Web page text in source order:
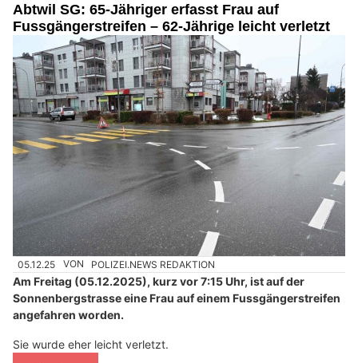
Abtwil SG: 65-Jähriger erfasst Frau auf
Fussgängerstreifen – 62-Jährige leicht verletzt
05.12.25 VON POLIZEI.NEWS REDAKTION
Am Freitag (05.12.2025), kurz vor 7:15 Uhr, ist auf der
Sonnenbergstrasse eine Frau auf einem Fussgängerstreifen
angefahren worden.
Sie wurde eher leicht verletzt.